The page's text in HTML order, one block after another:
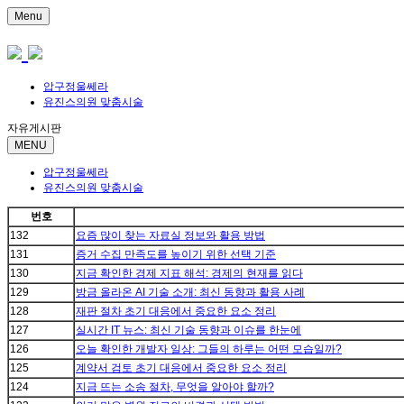
Menu
압구정울쎄라
유진스의원 맞춤시술
자유게시판
MENU
압구정울쎄라
유진스의원 맞춤시술
번호
132
요즘 많이 찾는 자료실 정보와 활용 방법
131
증거 수집 만족도를 높이기 위한 선택 기준
130
지금 확인한 경제 지표 해석: 경제의 현재를 읽다
129
방금 올라온 AI 기술 소개: 최신 동향과 활용 사례
128
재판 절차 초기 대응에서 중요한 요소 정리
127
실시간 IT 뉴스: 최신 기술 동향과 이슈를 한눈에
126
오늘 확인한 개발자 일상: 그들의 하루는 어떤 모습일까?
125
계약서 검토 초기 대응에서 중요한 요소 정리
124
지금 뜨는 소송 절차, 무엇을 알아야 할까?